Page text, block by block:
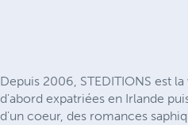
Depuis 2006, STEDITIONS est
d'abord expatriées en Irlande
d'un coeur, des romances